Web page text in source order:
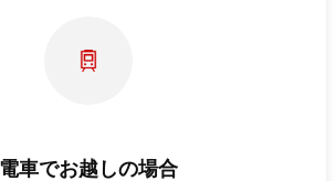
電車でお越しの場合